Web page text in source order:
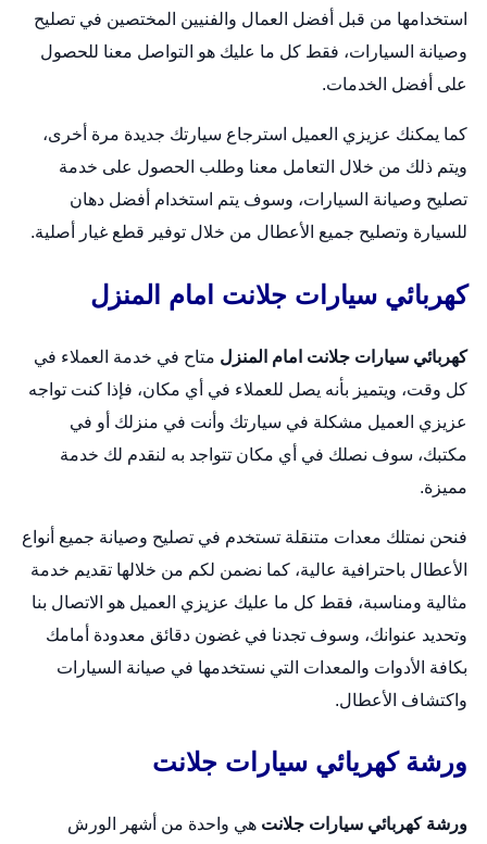
استخدامها من قبل أفضل العمال والفنيين المختصين في تصليح
وصيانة السيارات، فقط كل ما عليك هو التواصل معنا للحصول
على أفضل الخدمات.
كما يمكنك عزيزي العميل استرجاع سيارتك جديدة مرة أخرى،
ويتم ذلك من خلال التعامل معنا وطلب الحصول على خدمة
تصليح وصيانة السيارات، وسوف يتم استخدام أفضل دهان
للسيارة وتصليح جميع الأعطال من خلال توفير قطع غيار أصلية.
كهربائي سيارات جلانت امام المنزل
كهربائي سيارات جلانت امام المنزل متاح في خدمة العملاء في
كل وقت، ويتميز بأنه يصل للعملاء في أي مكان، فإذا كنت تواجه
عزيزي العميل مشكلة في سيارتك وأنت في منزلك أو في
مكتبك، سوف نصلك في أي مكان تتواجد به لنقدم لك خدمة
مميزة.
فنحن نمتلك معدات متنقلة تستخدم في تصليح وصيانة جميع أنواع
الأعطال باحترافية عالية، كما نضمن لكم من خلالها تقديم خدمة
مثالية ومناسبة، فقط كل ما عليك عزيزي العميل هو الاتصال بنا
وتحديد عنوانك، وسوف تجدنا في غضون دقائق معدودة أمامك
بكافة الأدوات والمعدات التي نستخدمها في صيانة السيارات
واكتشاف الأعطال.
ورشة كهريائي سيارات جلانت
ورشة كهربائي سيارات جلانت هي واحدة من أشهر الورش